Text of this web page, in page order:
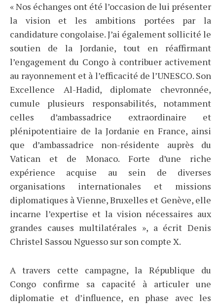
« Nos échanges ont été l’occasion de lui présenter
la vision et les ambitions portées par la
candidature congolaise. J’ai également sollicité le
soutien de la Jordanie, tout en réaffirmant
l’engagement du Congo à contribuer activement
au rayonnement et à l’efficacité de l’UNESCO. Son
Excellence Al-Hadid, diplomate chevronnée,
cumule plusieurs responsabilités, notamment
celles d’ambassadrice extraordinaire et
plénipotentiaire de la Jordanie en France, ainsi
que d’ambassadrice non-résidente auprès du
Vatican et de Monaco. Forte d’une riche
expérience acquise au sein de diverses
organisations internationales et missions
diplomatiques à Vienne, Bruxelles et Genève, elle
incarne l’expertise et la vision nécessaires aux
grandes causes multilatérales », a écrit Denis
Christel Sassou Nguesso sur son compte X.
A travers cette campagne, la République du
Congo confirme sa capacité à articuler une
diplomatie et d’influence, en phase avec les